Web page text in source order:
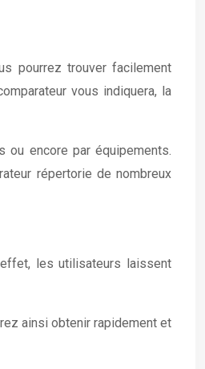
pourrez trouver facilement
vous indiquera, la
ou encore par équipements.
répertorie de nombreux
les utilisateurs laissent
ainsi obtenir rapidement et